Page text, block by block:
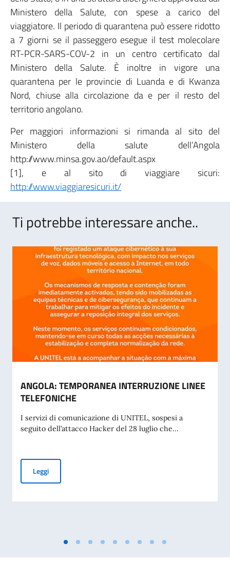
Ministero della Salute, con spese a carico del
viaggiatore. Il periodo di quarantena può essere ridotto
a 7 giorni se il passeggero esegue il test molecolare
RT-PCR-SARS-COV-2 in un centro certificato dal
Ministero della Salute. È inoltre in vigore una
quarantena per le provincie di Luanda e di Kwanza
Nord, chiuse alla circolazione da e per il resto del
territorio angolano.
Per maggiori informazioni si rimanda al sito del
Ministero della salute dell’Angola
http://www.minsa.gov.ao/default.aspx
[1], e al sito di viaggiare sicuri:
http://www.viaggiaresicuri.it/
Ti potrebbe interessare anche..
ANGOLA: TEMPORANEA INTERRUZIONE LINEE
TELEFONICHE
I servizi di comunicazione di UNITEL, sospesi a
seguito dell’attacco Hacker del 28 luglio che...
LeggiANGOLA: TEMPORANEA INTERRUZIONE LINEE